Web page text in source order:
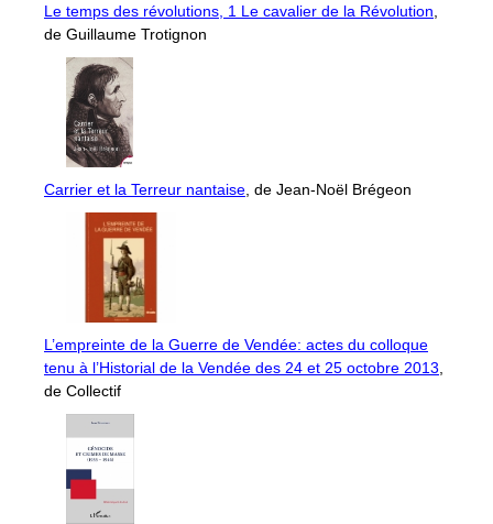
Le temps des révolutions, 1 Le cavalier de la Révolution
de Guillaume Trotignon
Carrier et la Terreur nantaise , de Jean-Noël Brégeon
L’empreinte de la Guerre de Vendée: actes du colloque
tenu à l’Historial de la Vendée des 24 et 25 octobre 2013
de Collectif